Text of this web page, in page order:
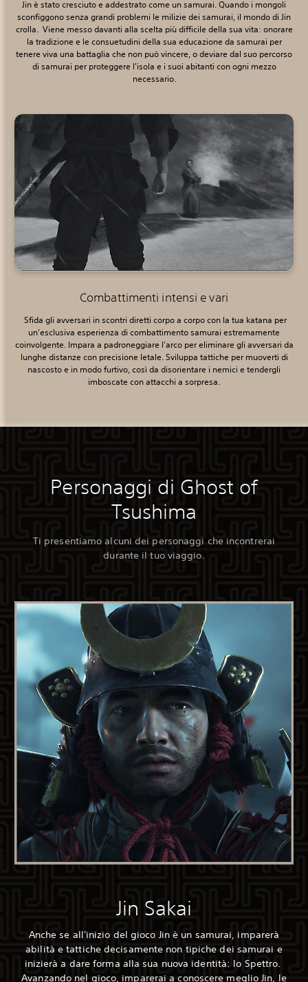
Jin è stato cresciuto e addestrato come un samurai. Quando i mongoli
sconfiggono senza grandi problemi le milizie dei samurai, il mondo di Jin
crolla. Viene messo davanti alla scelta più difficile della sua vita: onorare
la tradizione e le consuetudini della sua educazione da samurai per
tenere viva una battaglia che non può vincere, o deviare dal suo percorso
di samurai per proteggere l'isola e i suoi abitanti con ogni mezzo
necessario.
Combattimenti intensi e vari
‎ Sfida gli avversari in scontri diretti corpo a corpo con la tua katana per
un'esclusiva esperienza di combattimento samurai estremamente
coinvolgente. Impara a padroneggiare l'arco per eliminare gli avversari da
lunghe distanze con precisione letale. Sviluppa tattiche per muoverti di
nascosto e in modo furtivo, così da disorientare i nemici e tendergli
imboscate con attacchi a sorpresa.
Personaggi di Ghost of
Tsushima
Ti presentiamo alcuni dei personaggi che incontrerai
durante il tuo viaggio.
Jin Sakai
Anche se all'inizio del gioco Jin è un samurai, imparerà
abilità e tattiche decisamente non tipiche dei samurai e
inizierà a dare forma alla sua nuova identità: lo Spettro. ‎
Avanzando nel gioco, imparerai a conoscere meglio Jin, le